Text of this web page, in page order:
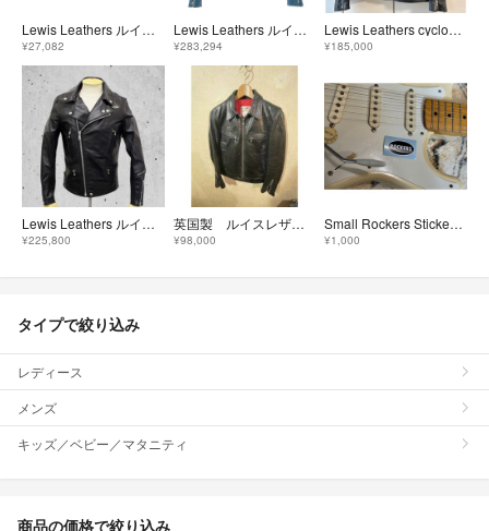
Lewis Leathers ルイスレザー EFFECTOR エフェクター × EFFECTOR DOUBLE ZERO エフェクター ダブルゼロ サングラス アイウェア 眼鏡 フレーム：ブラック【中古】
¥27,082
Lewis Leathers ルイスレザー CYCLONE サイクロン ヴィンテージターコイズ スクエアパッチ レザー ライダース ジャケット ブルー系 42【中古】
¥283,294
Lewis Leathers cyclone ルイスレザー サイクロン
¥185,000
Lewis Leathers ルイスレザー 希少 ラットランドシープスキン ブラック タイトフィット 40
¥225,800
英国製 ルイスレザー ドミネーター ３４ 羊革 レディース ライダース
¥98,000
Small Rockers Sticker 正規品 ステッカー
¥1,000
タイプで絞り込み
レディース
メンズ
キッズ／ベビー／マタニティ
商品の価格で絞り込み